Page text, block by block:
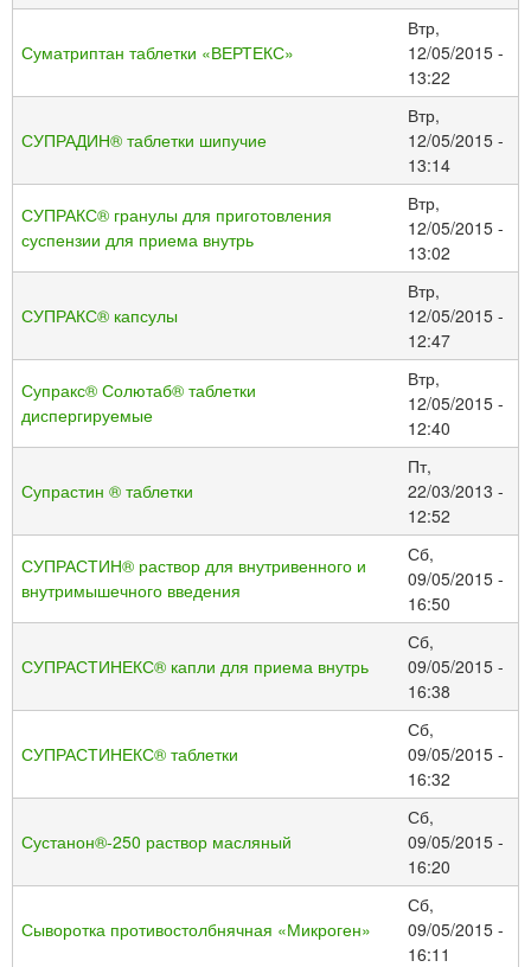
Суматриптан таблетки «ВЕРТЕКС»
Втр,
12/05/2015 -
13:22
СУПРАДИН® таблетки шипучие
Втр,
12/05/2015 -
13:14
СУПРАКС® гранулы для приготовления
суспензии для приема внутрь
Втр,
12/05/2015 -
13:02
СУПРАКС® капсулы
Втр,
12/05/2015 -
12:47
Супракс® Солютаб® таблетки
диспергируемые
Втр,
12/05/2015 -
12:40
Супрастин ® таблетки
Пт,
22/03/2013 -
12:52
СУПРАСТИН® раствор для внутривенного и
внутримышечного введения
Сб,
09/05/2015 -
16:50
СУПРАСТИНЕКС® капли для приема внутрь
Сб,
09/05/2015 -
16:38
СУПРАСТИНЕКС® таблетки
Сб,
09/05/2015 -
16:32
Сустанон®-250 раствор масляный
Сб,
09/05/2015 -
16:20
Сыворотка противостолбнячная «Микроген»
Сб,
09/05/2015 -
16:11